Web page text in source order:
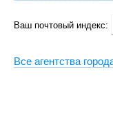
Ваш почтовый индекс:
Все агентства